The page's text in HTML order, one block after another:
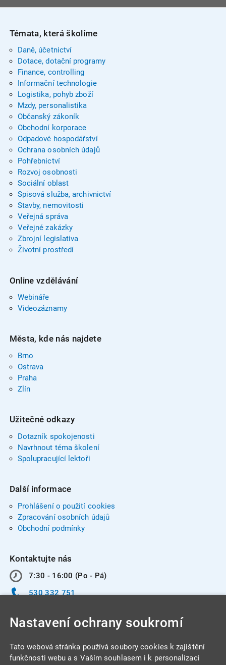
Témata, která školíme
Daně, účetnictví
Dotace, dotační programy
Finance, controlling
Informační technologie
Logistika, pohyb zboží
Mzdy, personalistika
Občanský zákoník
Obchodní korporace
Odpadové hospodářství
Ochrana osobních údajů
Pohřebnictví
Rozvoj osobnosti
Sociální oblast
Spisová služba, archivnictví
Stavby, nemovitosti
Veřejná správa
Veřejné zakázky
Zbrojní legislativa
Životní prostředí
Online vzdělávání
Webináře
Videozáznamy
Města, kde nás najdete
Brno
Ostrava
Praha
Zlín
Užitečné odkazy
Dotazník spokojenosti
Navrhnout téma školení
Spolupracující lektoři
Další informace
Prohlášení o použití cookies
Zpracování osobních údajů
Obchodní podmínky
Kontaktujte nás
7:30 - 16:00 (Po - Pá)
530 332 751
Nastavení ochrany soukromí
Tato webová stránka používá soubory cookies k zajištění
funkčnosti webu a s Vaším souhlasem i k personalizaci